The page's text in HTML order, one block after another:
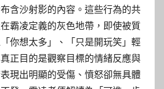
含沙射影的內容。這些行為的共
霸凌定義的灰色地帶，即使被質
你想太多」、「只是開玩笑」輕
正目的是觀察目標的情緒反應與
現出明顯的受傷、憤怒卻無具體